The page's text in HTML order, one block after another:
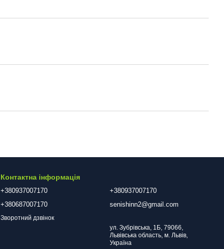
Контактна інформація
+380937007170
+380687007170
Зворотний дзвінок
+380937007170
senishinn2@gmail.com
ул. Зубрівська, 1Б, 79066,
Львівська область, м. Львів,
Україна